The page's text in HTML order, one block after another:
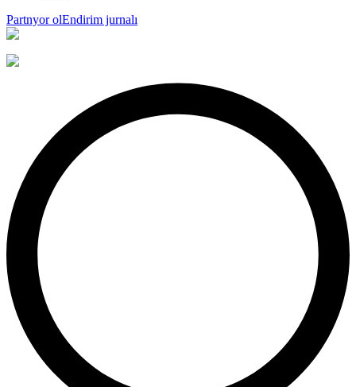
Partnyor olEndirim jurnalı